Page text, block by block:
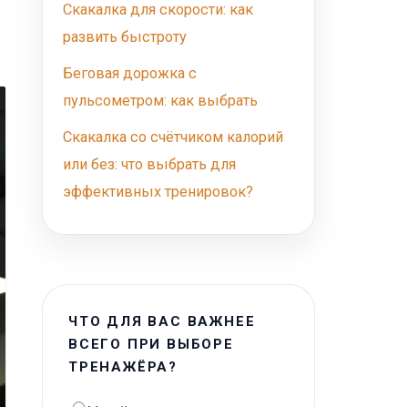
Скакалка для скорости: как
развить быстроту
Беговая дорожка с
пульсометром: как выбрать
Скакалка со счётчиком калорий
или без: что выбрать для
эффективных тренировок?
ЧТО ДЛЯ ВАС ВАЖНЕЕ
ВСЕГО ПРИ ВЫБОРЕ
ТРЕНАЖЁРА?